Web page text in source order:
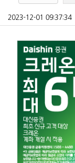
2023-12-01 09:37:34